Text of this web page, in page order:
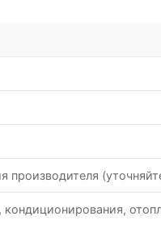
производителя